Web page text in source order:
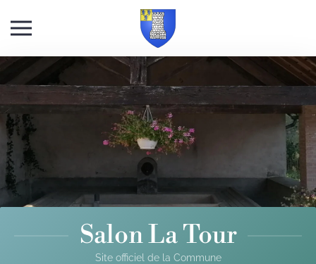
Skip to main content
Salon La Tour
Site officiel de la Commune